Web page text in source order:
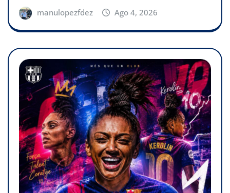
manulopezfdez Ago 4, 2026